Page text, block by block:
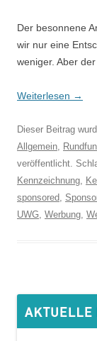
Der besonnene
wir nur eine
weniger. Aber
Weiterlesen →
Dieser Beitrag
Allgemein,
veröffentlicht.
Kennzeichnung,
sponsored,
UWG, Werbung,